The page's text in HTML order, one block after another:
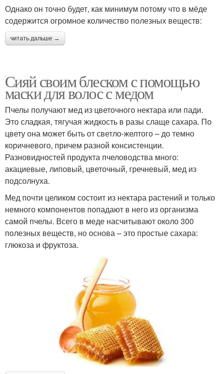
Однако он точно будет, как минимум потому что в мёде
содержится огромное количество полезных веществ:
читать дальше →
Сияй своим блеском с помощью
маски для волос с медом
Пчелы получают мед из цветочного нектара или пади.
Это сладкая, тягучая жидкость в разы слаще сахара. По
цвету она может быть от светло-желтого – до темно
коричневого, причем разной консистенции.
Разновидностей продукта пчеловодства много:
акациевые, липовый, цветочный, гречневый, мед из
подсолнуха.
Мед почти целиком состоит из нектара растений и только
немного компонентов попадают в него из организма
самой пчелы. Всего в меде насчитывают около 300
полезных веществ, но основа – это простые сахара:
глюкоза и фруктоза.